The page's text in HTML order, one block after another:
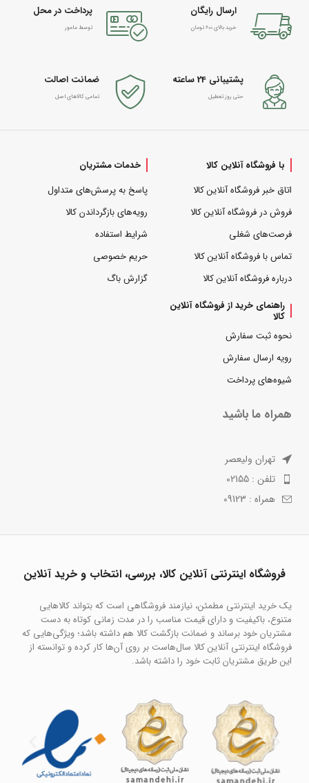
ارسال رایگان
خرید بالای 600 تومان
پرداخت در محل
توسط مامور
پشتیبانی 24 ساعته
حتی روز تعطیل
ضمانت اصالت
تمامی کالاهای اصل
با فروشگاه آنلاین کالا
اتاق خبر فروشگاه آنلاین کالا
فروش در فروشگاه آنلاین کالا
فرصت‌های شغلی
تماس با فروشگاه آنلاین کالا
درباره فروشگاه آنلاین کالا
خدمات مشتریان
پاسخ به پرسش‌های متداول
رویه‌های بازگرداندن کالا
شرایط استفاده
حریم خصوصی
گزارش باگ
راهنمای خرید از فروشگاه آنلاین
کالا
نحوه ثبت سفارش
رویه ارسال سفارش
شیوه‌های پرداخت
همراه ما باشید
تهران ولیعصر
تلفن : 02155
همراه : 09123
فروشگاه اینترنتی آنلاین کالا، بررسی، انتخاب و خرید آنلاین
یک خرید اینترنتی مطمئن، نیازمند فروشگاهی است که بتواند کالاهایی
متنوع، باکیفیت و دارای قیمت مناسب را در مدت زمانی کوتاه به دست
مشتریان خود برساند و ضمانت بازگشت کالا هم داشته باشد؛ ویژگی‌هایی که
فروشگاه اینترنتی آنلاین کالا سال‌هاست بر روی آن‌ها کار کرده و توانسته از
این طریق مشتریان ثابت خود را داشته باشد.